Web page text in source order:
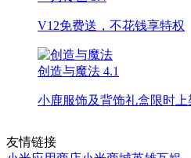
V12免费送，不花钱享特权
创造与魔法 4.1
小鹿服饰及背饰礼盒限时上
友情链接